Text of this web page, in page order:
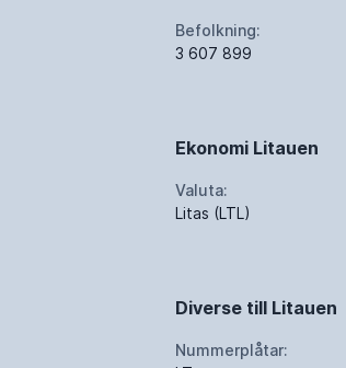
Befolkning:
3 607 899
Ekonomi Litauen
Valuta:
Litas (LTL)
Diverse till Litauen
Nummerplåtar: